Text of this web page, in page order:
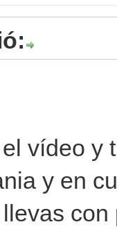
vídeo y
y en
con